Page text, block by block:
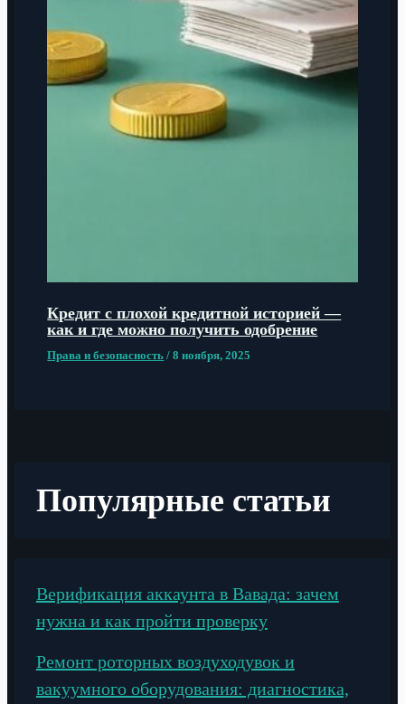
Кредит с плохой кредитной историей —
как и где можно получить одобрение
Права и безопасность /8 ноября, 2025
Популярные статьи
Верификация аккаунта в Вавада: зачем
нужна и как пройти проверку
Ремонт роторных воздуходувок и
вакуумного оборудования: диагностика,